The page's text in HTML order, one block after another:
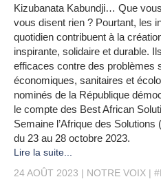
Kizubanata Kabundji… Que
vous disent rien ? Pourtant, les
quotidien contribuent à la
inspirante, solidaire et durable.
efficaces contre des problèmes
économiques, sanitaires et
nominés de la République
le compte des Best African
Semaine l’Afrique des
du 23 au 28 octobre 2023.
Lire la suite...
24 AOÛT 2023
NOTRE VOIX